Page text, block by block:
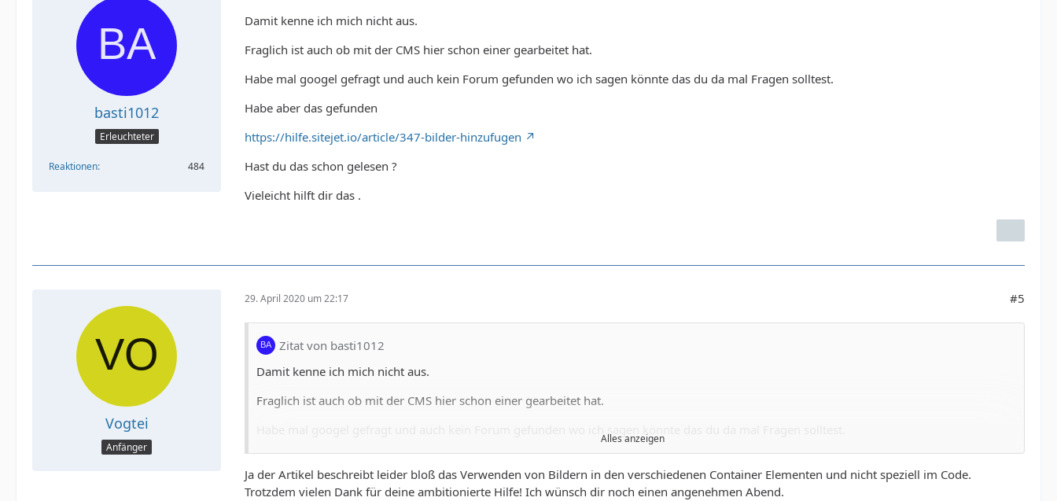
basti1012
Erleuchteter
Reaktionen 484
Damit kenne ich mich nicht aus.
Fraglich ist auch ob mit der CMS hier schon einer gearbeitet hat.
Habe mal googel gefragt und auch kein Forum gefunden wo ich sagen könnte das du da mal Fragen solltest.
Habe aber das gefunden
https://hilfe.sitejet.io/article/347-bilder-hinzufugen
Hast du das schon gelesen ?
Vieleicht hilft dir das .
Vogtei
Anfänger
29. April 2020 um 22:17 #5
Zitat von basti1012
Damit kenne ich mich nicht aus.
Fraglich ist auch ob mit der CMS hier schon einer gearbeitet hat.
Habe aber das gefunden
https://hilfe.sitejet.io/article/347-bilder-hinzufugen
Alles anzeigen
Ja der Artikel beschreibt leider bloß das Verwenden von Bildern in den verschiedenen Container Elementen und nicht speziell im Code.
Trotzdem vielen Dank für deine ambitionierte Hilfe! Ich wünsch dir noch einen angenehmen Abend.